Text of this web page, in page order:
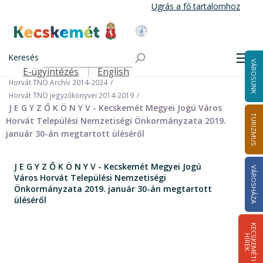
tartalomra
Ugrás a fő tartalomhoz
Kecskemét Város Honlapja
Keresés
Felső navigáció
E-ügyintézés English VÁROSUNK
TURIZMUS
VÁROSHÁZA
K
E
C
S
K
E
M
É
T
I
HÍ
R
E
K
Önkormányzat
Nemzetiségi Önkormányzatok
Horvát Települési Nemzetiségi Önkormányzat
Horvát TNÖ Archív 2014-2024
Horvát TNÖ jegyzőkönyvei 2014-2019
J E G Y Z Ő K Ö N Y V - Kecskemét Megyei Jogú Város
Horvát Települési Nemzetiségi Önkormányzata 2019.
január 30-án megtartott üléséről
J E G Y Z Ő K Ö N Y V - Kecskemét Megyei Jogú
Város Horvát Települési Nemzetiségi
Önkormányzata 2019. január 30-án megtartott
üléséről